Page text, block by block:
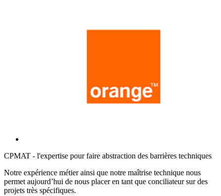
CPMAT - l'expertise pour faire abstraction des barrières techniques
Notre expérience métier ainsi que notre maîtrise technique nous
permet aujourd’hui de nous placer en tant que conciliateur sur des
projets très spécifiques.